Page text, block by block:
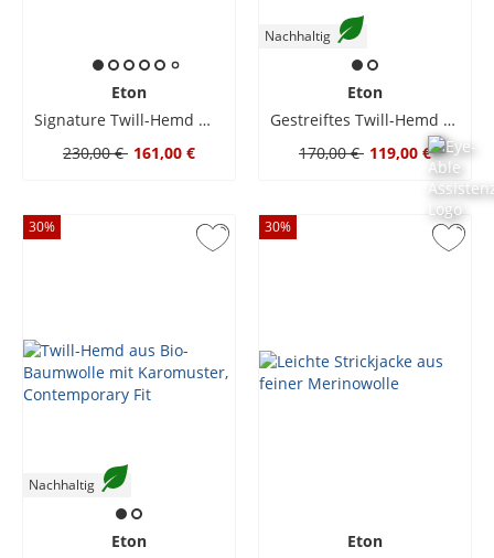
Eton
Signature Twill-Hemd mit floralem Print und Kentkragen, Contemporary
230,00 € 161,00 €
Nachhaltig
Eton
Gestreiftes Twill-Hemd aus langstapeliger ägyptischer Baumwolle, Contemporary
170,00 € 119,00 €
30%
Nachhaltig
Eton
30%
Eton